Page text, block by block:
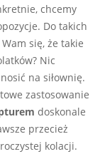
chcemy
Do takich
się, że takie
Nic
na siłownię.
zastosowanie
doskonale
przecież
kolacji.